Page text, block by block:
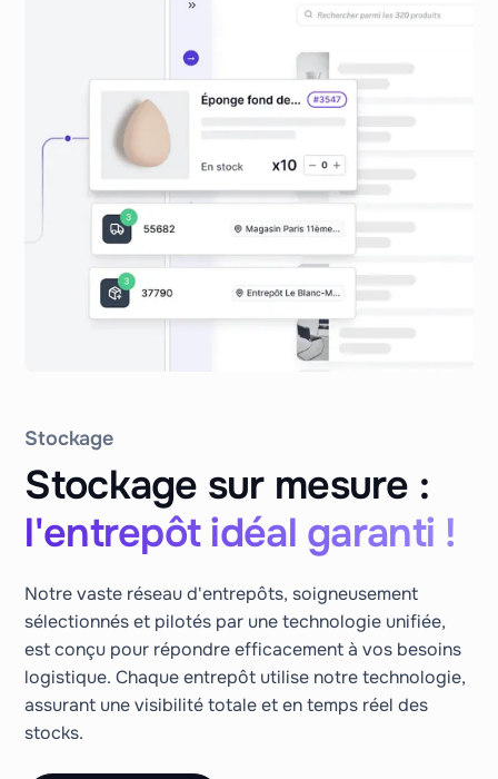
Stockage
Stockage sur mesure :
l'entrepôt idéal garanti !
Notre vaste réseau d'entrepôts, soigneusement
sélectionnés et pilotés par une technologie unifiée,
est conçu pour répondre efficacement à vos besoins
logistique. Chaque entrepôt utilise notre technologie,
assurant une visibilité totale et en temps réel des
stocks.